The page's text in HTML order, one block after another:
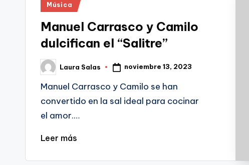
Publicado
Música
Manuel Carrasco y Camilo
dulcifican el “Salitre”
Publicado
por
Laura Salas noviembre 13, 2023
Manuel Carrasco y Camilo se han
convertido en la sal ideal para cocinar
el amor.…
Leer más